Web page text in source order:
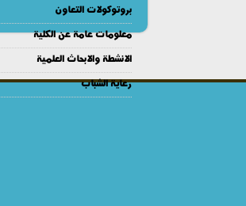
بروتوكولات التعاون
معلومات عامة عن الكلية
الانشطة والابحاث العلمية
رعاية الشباب